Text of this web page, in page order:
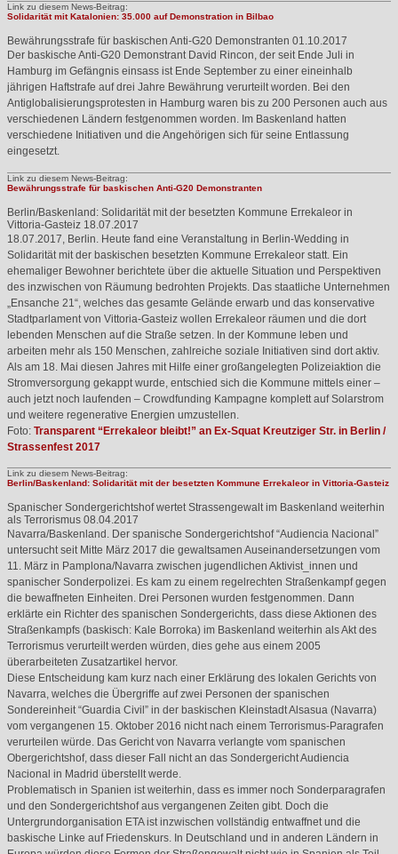
Link zu diesem News-Beitrag:
Solidarität mit Katalonien: 35.000 auf Demonstration in Bilbao
Bewährungsstrafe für baskischen Anti-G20 Demonstranten 01.10.2017
Der baskische Anti-G20 Demonstrant David Rincon, der seit Ende Juli in
Hamburg im Gefängnis einsass ist Ende September zu einer eineinhalb
jährigen Haftstrafe auf drei Jahre Bewährung verurteilt worden. Bei den
Antiglobalisierungsprotesten in Hamburg waren bis zu 200 Personen auch aus
verschiedenen Ländern festgenommen worden. Im Baskenland hatten
verschiedene Initiativen und die Angehörigen sich für seine Entlassung
eingesetzt.
Link zu diesem News-Beitrag:
Bewährungsstrafe für baskischen Anti-G20 Demonstranten
Berlin/Baskenland: Solidarität mit der besetzten Kommune Errekaleor in
Vittoria-Gasteiz 18.07.2017
18.07.2017, Berlin. Heute fand eine Veranstaltung in Berlin-Wedding in
Solidarität mit der baskischen besetzten Kommune Errekaleor statt. Ein
ehemaliger Bewohner berichtete über die aktuelle Situation und Perspektiven
des inzwischen von Räumung bedrohten Projekts. Das staatliche Unternehmen
„Ensanche 21“, welches das gesamte Gelände erwarb und das konservative
Stadtparlament von Vittoria-Gasteiz wollen Errekaleor räumen und die dort
lebenden Menschen auf die Straße setzen. In der Kommune leben und
arbeiten mehr als 150 Menschen, zahlreiche soziale Initiativen sind dort aktiv.
Als am 18. Mai diesen Jahres mit Hilfe einer großangelegten Polizeiaktion die
Stromversorgung gekappt wurde, entschied sich die Kommune mittels einer –
auch jetzt noch laufenden – Crowdfunding Kampagne komplett auf Solarstrom
und weitere regenerative Energien umzustellen.
Foto:Transparent “Errekaleor bleibt!” an Ex-Squat Kreutziger Str. in Berlin /
Strassenfest 2017
Link zu diesem News-Beitrag:
Berlin/Baskenland: Solidarität mit der besetzten Kommune Errekaleor in Vittoria-Gasteiz
Spanischer Sondergerichtshof wertet Strassengewalt im Baskenland weiterhin
als Terrorismus 08.04.2017
Navarra/Baskenland. Der spanische Sondergerichtshof “Audiencia Nacional”
untersucht seit Mitte März 2017 die gewaltsamen Auseinandersetzungen vom
11. März in Pamplona/Navarra zwischen jugendlichen Aktivist_innen und
spanischer Sonderpolizei. Es kam zu einem regelrechten Straßenkampf gegen
die bewaffneten Einheiten. Drei Personen wurden festgenommen. Dann
erklärte ein Richter des spanischen Sondergerichts, dass diese Aktionen des
Straßenkampfs (baskisch: Kale Borroka) im Baskenland weiterhin als Akt des
Terrorismus verurteilt werden würden, dies gehe aus einem 2005
überarbeiteten Zusatzartikel hervor.
Diese Entscheidung kam kurz nach einer Erklärung des lokalen Gerichts von
Navarra, welches die Übergriffe auf zwei Personen der spanischen
Sondereinheit “Guardia Civil” in der baskischen Kleinstadt Alsasua (Navarra)
vom vergangenen 15. Oktober 2016 nicht nach einem Terrorismus-Paragrafen
verurteilen würde. Das Gericht von Navarra verlangte vom spanischen
Obergerichtshof, dass dieser Fall nicht an das Sondergericht Audiencia
Nacional in Madrid überstellt werde.
Problematisch in Spanien ist weiterhin, dass es immer noch Sonderparagrafen
und den Sondergerichtshof aus vergangenen Zeiten gibt. Doch die
Untergrundorganisation ETAist inzwischen vollständig entwaffnet und die
baskische Linke auf Friedenskurs. In Deutschland und in anderen Ländern in